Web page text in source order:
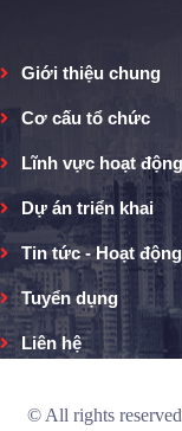
Giới thiệu chung
Cơ cấu tổ chức
Lĩnh vực hoạt động
Dự án triển khai
Tin tức - Hoạt động
Tuyển dụng
Liên hệ
© All rights